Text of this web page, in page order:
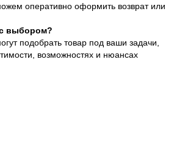
оперативно оформить возврат или
выбором?
подобрать товар под ваши задачи,
возможностях и нюансах